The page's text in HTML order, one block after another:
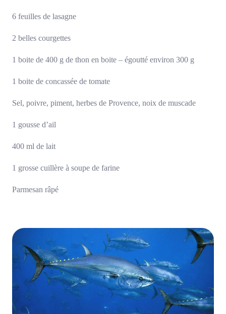
6 feuilles de lasagne
2 belles courgettes
1 boite de 400 g de thon en boite – égoutté environ 300 g
1 boite de concassée de tomate
Sel, poivre, piment, herbes de Provence, noix de muscade
1 gousse d’ail
400 ml de lait
1 grosse cuillère à soupe de farine
Parmesan râpé